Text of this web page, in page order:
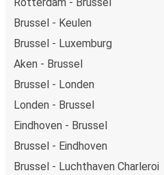
Brussel - Keulen
Brussel - Luxemburg
Aken - Brussel
Brussel - Londen
Londen - Brussel
Eindhoven - Brussel
Brussel - Eindhoven
Brussel - Luchthaven Charleroi